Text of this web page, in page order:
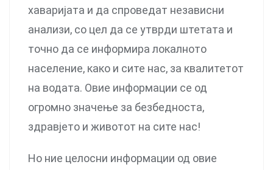
хаваријата и да спроведат независни
анализи, со цел да се утврди штетата и
точно да се информира локалното
население, како и сите нас, за квалитетот
на водата. Овие информации се од
огромно значење за безбедноста,
здравјето и животот на сите нас!
Но ние целосни информации од овие